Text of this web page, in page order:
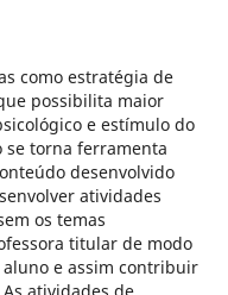
como estratégia de
possibilita maior
e estímulo do
se torna ferramenta
desenvolvido
atividades
os temas
titular de modo
e assim contribuir